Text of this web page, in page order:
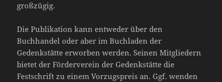
großzügig.
Die Publikation kann entweder über den
Buchhandel oder aber im Buchladen der
Gedenkstätte erworben werden. Seinen Mitgliedern
bietet der Förderverein der Gedenkstätte die
Festschrift zu einem Vorzugspreis an. Ggf. wenden